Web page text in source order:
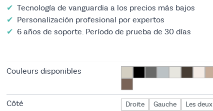
✔ Tecnología de vanguardia a los precios más bajos
✔ Personalización profesional por expertos
✔ 6 años de soporte. Período de prueba de 30 días
Couleurs disponibles
Côté Droite Gauche Les deux